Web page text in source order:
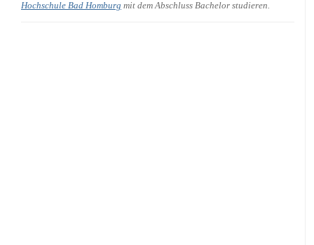
Hochschule Bad Homburg mit dem Abschluss Bachelor studieren.